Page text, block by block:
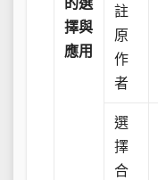
的選
擇與
應用
註
原
作
者
選
擇
合